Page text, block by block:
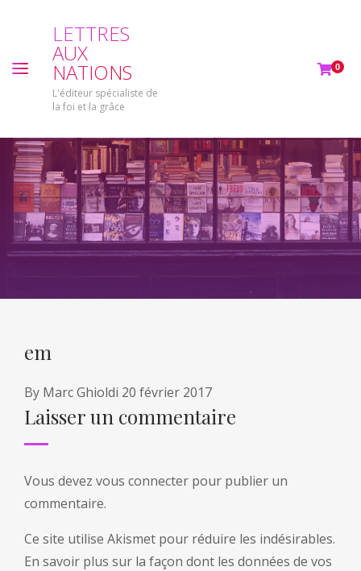
LETTRES
AUX
NATIONS
L'éditeur spécialiste de
la foi et la grâce
0
em
By Marc Ghioldi 20 février 2017
Laisser un commentaire
Vous devez vous connecter pour publier un
commentaire.
Ce site utilise Akismet pour réduire les indésirables.
En savoir plus sur la façon dont les données de vos